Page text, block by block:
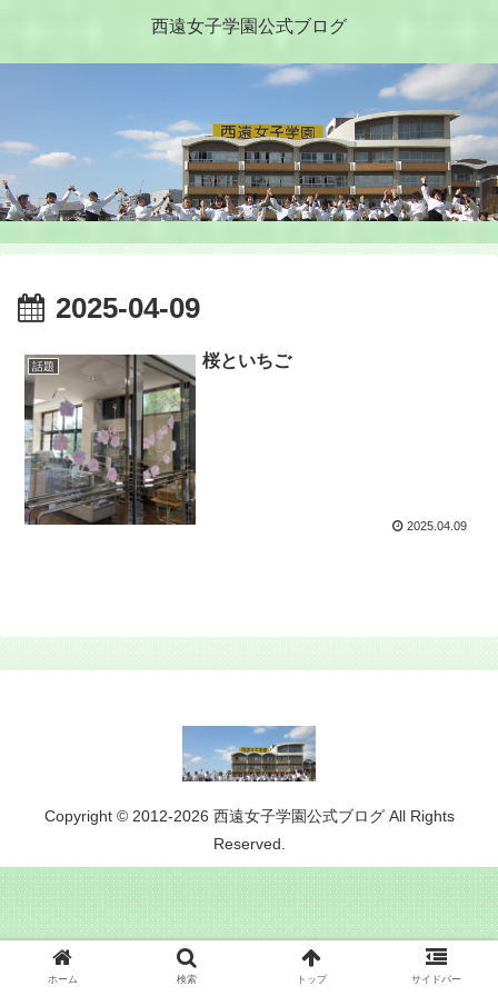
西遠女子学園公式ブログ
2025-04-09
話題 桜といちご
2025.04.09
Copyright © 2012-2026 西遠女子学園公式ブログ All Rights
Reserved.
ホーム 検索 トップ サイドバー